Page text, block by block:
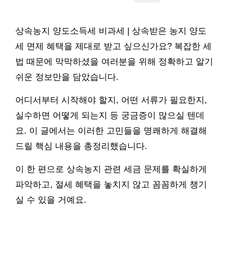
상속농지 양도소득세 비과세 | 상속받은 농지 양도
세 면제 혜택을 제대로 받고 싶으신가요? 복잡한 세
법 때문에 막막하셨을 여러분을 위해 정확하고 알기
쉬운 정보만을 담았습니다.
어디서부터 시작해야 할지, 어떤 서류가 필요한지,
실수하면 어떻게 되는지 등 궁금증이 많으실 텐데
요. 이 글에서는 이러한 고민들을 명쾌하게 해결해
드릴 핵심 내용을 총정리했습니다.
이 한 편으로 상속농지 관련 세금 문제를 확실하게
파악하고, 절세 혜택을 놓치지 않고 꼼꼼하게 챙기
실 수 있을 거예요.